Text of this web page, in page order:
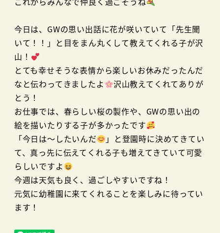
今日は、GWの思い出話に花が咲いていて「先生聞
いて！！」と目をまん丸くして教えてくれる子が沢
山！
とても幸せそうな表情から楽しいお休みだったんだ
なと伝わってきましたよ
沢山教えてくれてありが
とう！
お仕事では、春らしい桜の製作や、GWの思い出の
絵を描いたりする子が多かったです
「今日は～したいんだ
」と登園時に決めてきてい
て、真っ先に伝えてくれる子も増えてきていて可愛
らしいですよ
今週は天気も良く、過ごしやすいですね！
元気に幼稚園に来てくれることを楽しみに待ってい
ます！